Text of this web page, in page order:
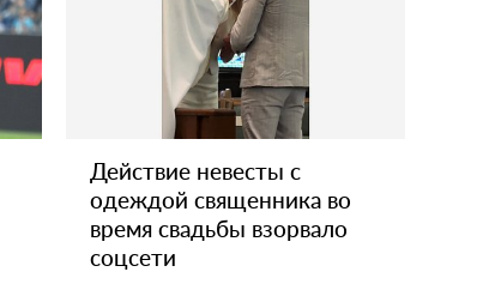
Действие невесты с
одеждой священника во
время свадьбы взорвало
соцсети